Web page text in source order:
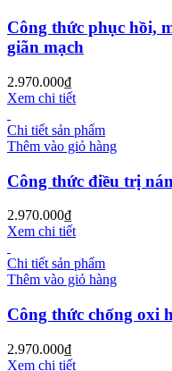
Công thức phục hồi,
giãn mạch
2.970.000₫
Xem chi tiết
Chi tiết sản phẩm
Thêm vào giỏ hàng
Công thức điều trị
2.970.000₫
Xem chi tiết
Chi tiết sản phẩm
Thêm vào giỏ hàng
Công thức chống oxi
2.970.000₫
Xem chi tiết